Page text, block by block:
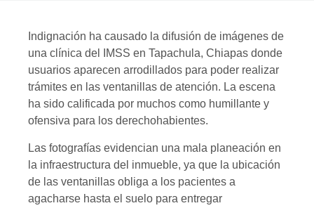
Indignación ha causado la difusión de imágenes de
una clínica del IMSS en Tapachula, Chiapas donde
usuarios aparecen arrodillados para poder realizar
trámites en las ventanillas de atención. La escena
ha sido calificada por muchos como humillante y
ofensiva para los derechohabientes.
Las fotografías evidencian una mala planeación en
la infraestructura del inmueble, ya que la ubicación
de las ventanillas obliga a los pacientes a
agacharse hasta el suelo para entregar